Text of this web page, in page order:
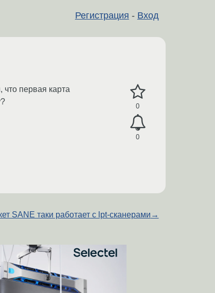
Регистрация - Вход
0
0
что первая карта
SANE таки работает с lpt-сканерами →